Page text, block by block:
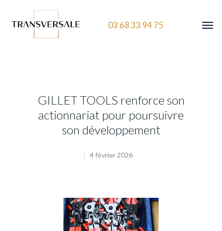
03 68 33 94 75
GILLET TOOLS renforce son
actionnariat pour poursuivre
son développement
4 février 2026